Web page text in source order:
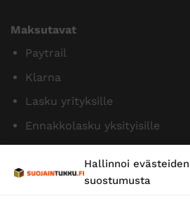
Hallinnoi evästeiden
suostumusta
Maksutavat
Paytrail
Klarna
Lasku yrityksille
Ennakkolasku yksityisille